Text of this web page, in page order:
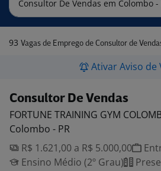
93 Vagas de Emprego de Consultor de Vendas
Ativar Aviso de
Consultor De Vendas
FORTUNE TRAINING GYM
Colombo - PR
R$ 1.621,00 a R$ 5.000,00
Ensino Médio (2º Grau)